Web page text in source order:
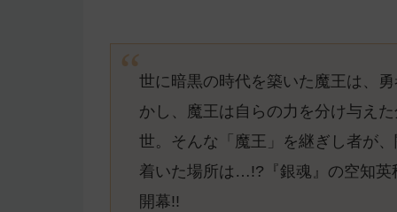
世に暗黒の時代を築いた魔王は、
かし、魔王は自らの力を分け与え
世。そんな「魔王」を継ぎし者が
着いた場所は…!?『銀魂』の空知
開幕!!